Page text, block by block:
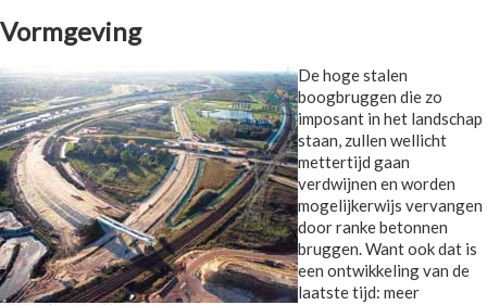
Vormgeving
De hoge stalen
boogbruggen die zo
imposant in het landschap
staan, zullen wellicht
mettertijd gaan
verdwijnen en worden
mogelijkerwijs vervangen
door ranke betonnen
bruggen. Want ook dat is
een ontwikkeling van de
laatste tijd: meer